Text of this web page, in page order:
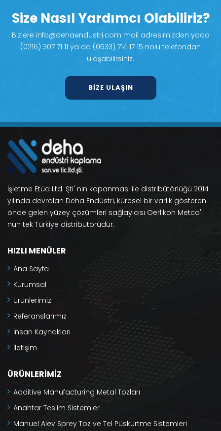
Size Nasıl Yardımcı Olabiliriz?
Bizlere info@dehaendustri.com mail adresimizden yada
(0216) 307 71 11 ya da (0533) 714 17 15 nolu telefondan
ulaşabilirsiniz.
BIZE ULAŞIN
İşletme Etüd Ltd. Şti' nin kapanması ile distribütörlüğü 2014
yılında devralan Deha Endüstri, küresel bir varlık gösteren
önde gelen yüzey çözümleri sağlayıcısı Oerlikon Metco'
nun tek Türkiye distribütörüdür.
HIZLI MENÜLER
Ana Sayfa
Kurumsal
Ürünlerimiz
Referanslarımız
İnsan Kaynakları
İletişim
ÜRÜNLERIMIZ
Additive Manufacturing Metal Tozları
Anahtar Teslim Sistemler
Manuel Alev Sprey Toz ve Tel Püskürtme Sistemleri